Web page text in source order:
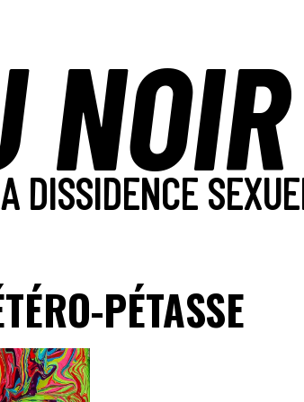
NOIR
DISSIDENCE
PÉTASSE